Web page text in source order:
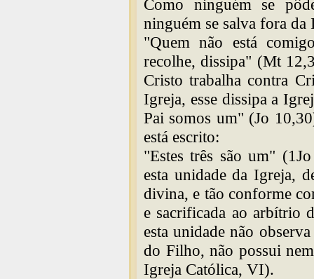
Como ninguém se
ninguém se salva fora
"Quem não está
recolhe, dissipa" (Mt
Cristo trabalha contra
Igreja, esse dissipa a
Pai somos um" (Jo
está escrito:
"Estes três são um"
esta unidade da Igreja,
divina, e tão conforme
e sacrificada ao arbítrio
esta unidade não
do Filho, não possui
Igreja Católica, VI).